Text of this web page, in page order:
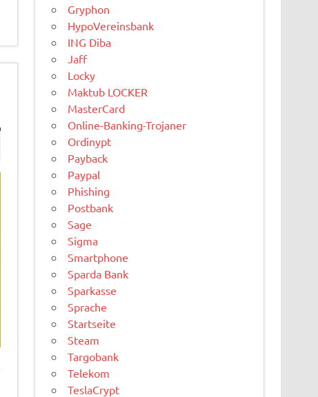
Gryphon
HypoVereinsbank
ING Diba
Jaff
Locky
Maktub LOCKER
MasterCard
Online-Banking-Trojaner
Ordinypt
Payback
Paypal
Phishing
Postbank
Sage
Sigma
Smartphone
Sparda Bank
Sparkasse
Sprache
Startseite
Steam
Targobank
Telekom
TeslaCrypt